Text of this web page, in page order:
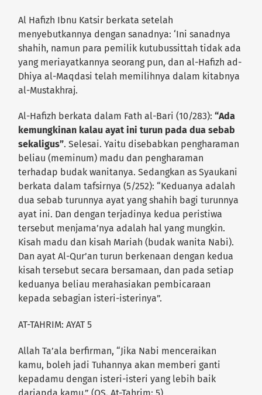
Al Hafizh Ibnu Katsir berkata setelah
menyebutkannya dengan sanadnya: ‘Ini sanadnya
shahih, namun para pemilik kutubussittah tidak ada
yang meriayatkannya seorang pun, dan al-Hafizh ad-
Dhiya al-Maqdasi telah memilihnya dalam kitabnya
al-Mustakhraj.
Al-Hafizh berkata dalam Fath al-Bari (10/283):“Ada
kemungkinan kalau ayat ini turun pada dua sebab
sekaligus”. Selesai. Yaitu disebabkan pengharaman
beliau (meminum) madu dan pengharaman
terhadap budak wanitanya. Sedangkan as Syaukani
berkata dalam tafsirnya (5/252): “Keduanya adalah
dua sebab turunnya ayat yang shahih bagi turunnya
ayat ini. Dan dengan terjadinya kedua peristiwa
tersebut menjama’nya adalah hal yang mungkin.
Kisah madu dan kisah Mariah (budak wanita Nabi).
Dan ayat Al-Qur’an turun berkenaan dengan kedua
kisah tersebut secara bersamaan, dan pada setiap
keduanya beliau merahasiakan pembicaraan
kepada sebagian isteri-isterinya”.
AT-TAHRIM: AYAT 5
Allah Ta’ala berfirman, “Jika Nabi menceraikan
kamu, boleh jadi Tuhannya akan memberi ganti
kepadamu dengan isteri-isteri yang lebih baik